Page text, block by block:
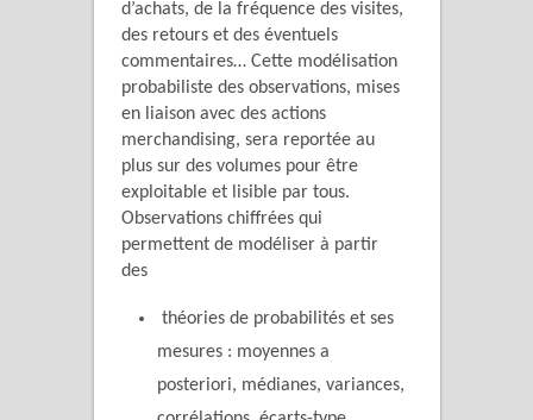
d’achats, de la fréquence des visites,
des retours et des éventuels
commentaires… Cette modélisation
probabiliste des observations, mises
en liaison avec des actions
merchandising, sera reportée au
plus sur des volumes pour être
exploitable et lisible par tous.
Observations chiffrées qui
permettent de modéliser à partir
des
théories de probabilités et ses
mesures : moyennes a
posteriori, médianes, variances,